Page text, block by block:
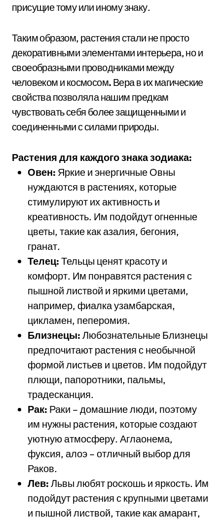
присущие тому или иному знаку.
Таким образом, растения стали не просто
декоративными элементами интерьера, но и
своеобразными проводниками между
человеком и космосом. Вера в их магические
свойства позволяла нашим предкам
чувствовать себя более защищенными и
соединенными с силами природы.
Растения для каждого знака зодиака:
Овен: Яркие и энергичные Овны
нуждаются в растениях, которые
стимулируют их активность и
креативность. Им подойдут огненные
цветы, такие как азалия, бегония,
гранат.
Телец: Тельцы ценят красоту и
комфорт. Им понравятся растения с
пышной листвой и яркими цветами,
например, фиалка узамбарская,
цикламен, пеперомия.
Близнецы: Любознательные Близнецы
предпочитают растения с необычной
формой листьев и цветов. Им подойдут
плющи, папоротники, пальмы,
традесканция.
Рак: Раки – домашние люди, поэтому
им нужны растения, которые создают
уютную атмосферу. Аглаонема,
фуксия, алоэ – отличный выбор для
Раков.
Лев: Львы любят роскошь и яркость. Им
подойдут растения с крупными цветами
и пышной листвой, такие как амарант,